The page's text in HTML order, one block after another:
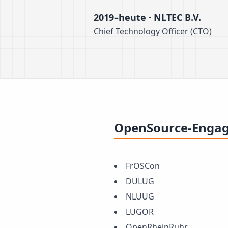
2019–heute · NLTEC B.V.
Chief Technology Officer (CTO)
OpenSource-
FrOSCon
DULUG
NLUUG
LUGOR